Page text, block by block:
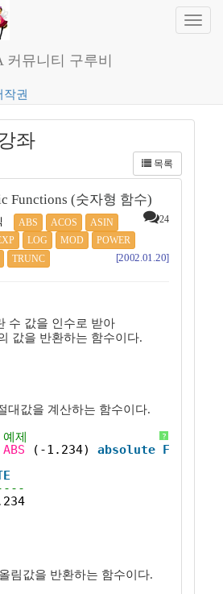
뮤니티 구루비
작권
좌
목록
Functions (숫자형 함수)
24
ABS ACOS
ASIN
LOG MOD
POWER
TRUNC [2002.01.20]
수 값을 인수로 받아
값을 반환하는 함수이다.
대값을 계산하는 함수이다.
?
제
ABS (-1.234) absolute FROM
림값을 반환하는 함수이다.